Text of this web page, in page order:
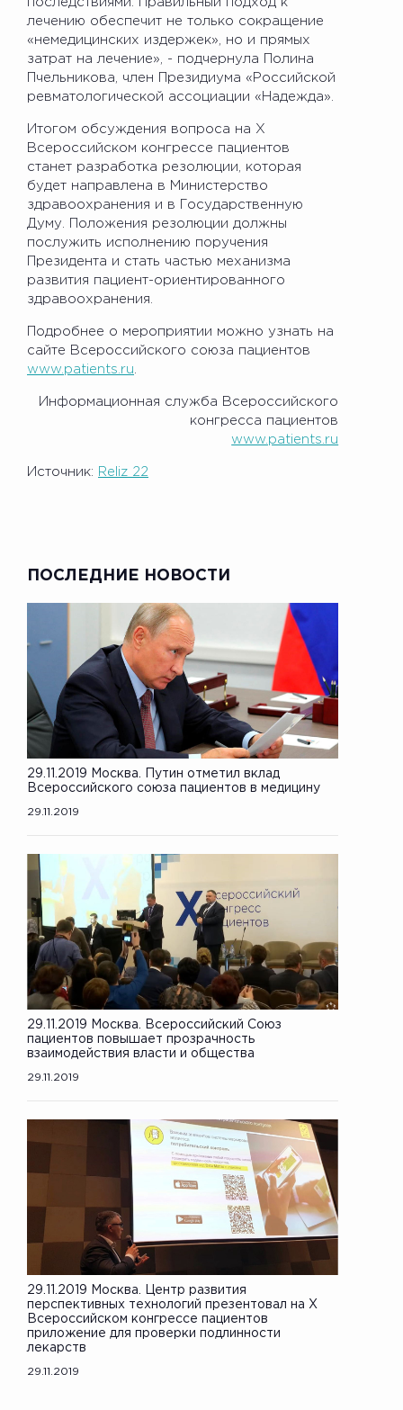
лечению обеспечит не только сокращение
«немедицинских издержек», но и прямых
затрат на лечение», - подчернула Полина
Пчельникова, член Президиума «Российской
ревматологической ассоциации «Надежда».
Итогом обсуждения вопроса на Х
Всероссийском конгрессе пациентов
станет разработка резолюции, которая
будет направлена в Министерство
здравоохранения и в Государственную
Думу. Положения резолюции должны
послужить исполнению поручения
Президента и стать частью механизма
развития пациент-ориентированного
здравоохранения.
Подробнее о мероприятии можно узнать на
сайте Всероссийского союза пациентов
www.patients.ru
Информационная служба Всероссийского
конгресса пациентов
www.patients.ru
Источник: Reliz 22
ПОСЛЕДНИЕ НОВОСТИ
29.11.2019 Москва. Путин отметил вклад
Всероссийского союза пациентов в медицину
29.11.2019
29.11.2019 Москва. Всероссийский Союз
пациентов повышает прозрачность
взаимодействия власти и общества
29.11.2019
29.11.2019 Москва. Центр развития
перспективных технологий презентовал на X
Всероссийском конгрессе пациентов
приложение для проверки подлинности
лекарств
29.11.2019